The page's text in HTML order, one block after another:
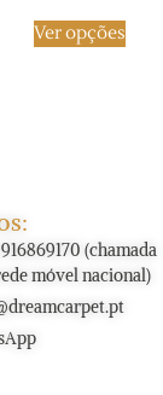
Ver opções
916869170 (chamada
móvel nacional)